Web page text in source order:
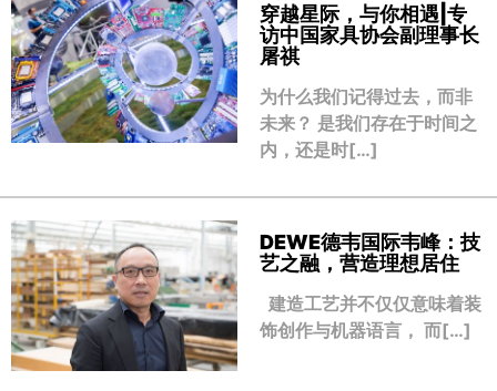
穿越星际，与你相遇|专
访中国家具协会副理事长
屠祺
为什么我们记得过去，而非
未来？ 是我们存在于时间之
内，还是时[…]
DEWE德韦国际韦峰：技
艺之融，营造理想居住
建造工艺并不仅仅意味着装
饰创作与机器语言， 而[…]